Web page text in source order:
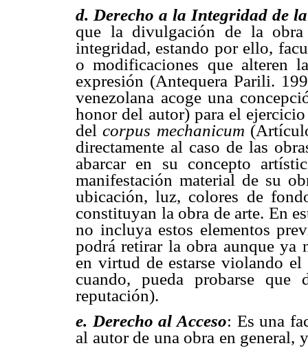
d. Derecho a la Integridad de
que la divulgación de la
integridad, estando por ello,
o modificaciones que alteren
expresión (Antequera Parili.
venezolana acoge una
honor del autor) para el
delcorpus mechanicum
directamente al caso de las
abarcar en su concepto
manifestación material de su
ubicación, luz, colores de
constituyan la obra de arte. En
no incluya estos elementos
podrá retirar la obra aunque ya
en virtud de estarse violando
cuando, pueda probarse
reputación).
e. Derecho al Acceso: Es una
al autor de una obra en general,